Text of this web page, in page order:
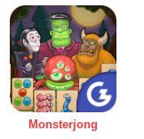
Monsterjong